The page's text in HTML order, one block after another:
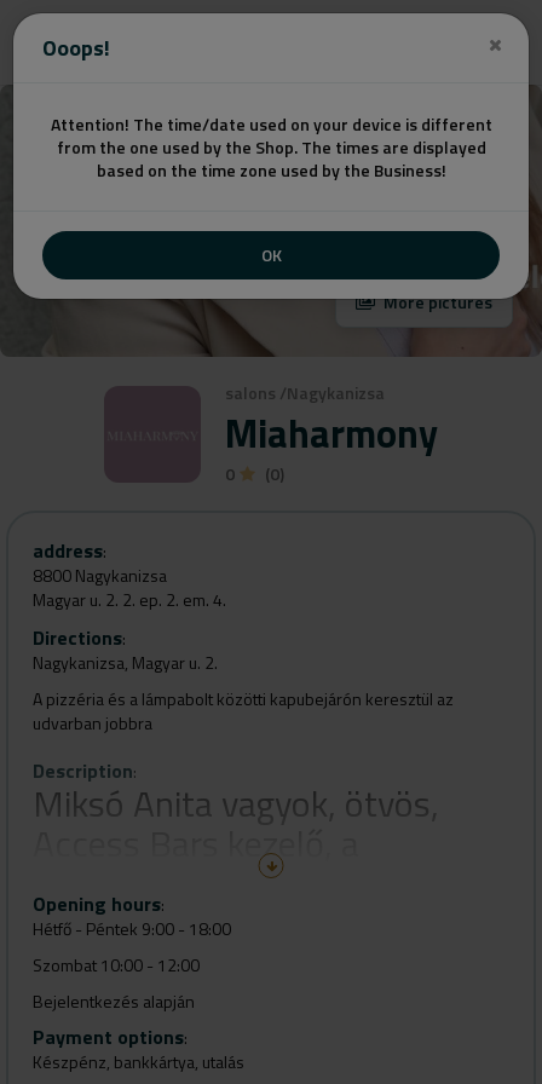
Ooops!
Attention! The time/date used on your device is different
from the one used by the Shop. The times are displayed
based on the time zone used by the Business!
OK
salons /Nagykanizsa
Miaharmony
0 (0)
More pictures
address:
8800 Nagykanizsa
Magyar u. 2. 2. ep. 2. em. 4.
Directions:
Nagykanizsa, Magyar u. 2.
A pizzéria és a lámpabolt közötti kapubejárón keresztül az
udvarban jobbra
Description:
Miksó Anita vagyok, ötvös,
Access Bars kezelő, a
Miaharmony Jewelry
megálmodója. Azon dolgozom
hogy az ékszerek és az Access
energetikai kezelései által
minden nő valódi, ragyogó
Opening hours:
Hétfő - Péntek 9:00 - 18:00
Szombat 10:00 - 12:00
Bejelentkezés alapján
Payment options:
Készpénz, bankkártya, utalás